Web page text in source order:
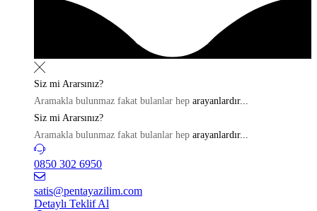
Siz mi Ararsınız?
Aramakla bulunmaz fakat bulanlar hep arayanlardır...
Siz mi Ararsınız?
Aramakla bulunmaz fakat bulanlar hep arayanlardır...
0850 302 6950
satis@pentayazilim.com
Detaylı Teklif Al